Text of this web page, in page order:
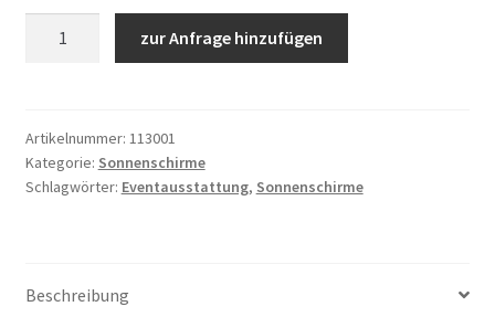
zur Anfrage hinzufügen
Artikelnummer: 113001
Kategorie: Sonnenschirme
Schlagwörter: Eventausstattung, Sonnenschirme
Beschreibung